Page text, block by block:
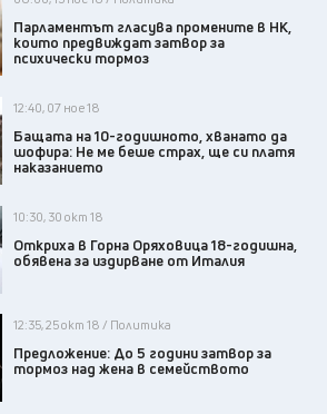
Парламентът гласува промените в НК,
които предвиждат затвор за
психически тормоз
12:40, 07 ное 18
Бащата на 10-годишното, хванато да
шофира: Не ме беше страх, ще си платя
наказанието
10:30, 30 окт 18
Откриха в Горна Оряховица 18-годишна,
обявена за издирване от Италия
12:35, 25 окт 18 / Политика
Предложение: До 5 години затвор за
тормоз над жена в семейството